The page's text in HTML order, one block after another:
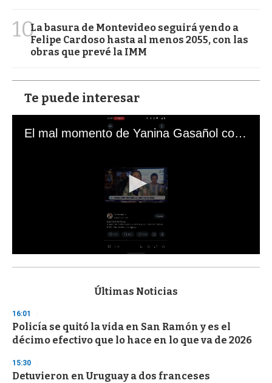
10La basura de Montevideo seguirá yendo a
Felipe Cardoso hasta al menos 2055, con las
obras que prevé la IMM
Te puede interesar
El mal momento de Yanina Gasañol con un hincha argentino en "Subrayado"
s
d
s
o
f
3
s
Últimas Noticias
16:01
Policía se quitó la vida en San Ramón y es el
décimo efectivo que lo hace en lo que va de 2026
15:30
Detuvieron en Uruguay a dos franceses